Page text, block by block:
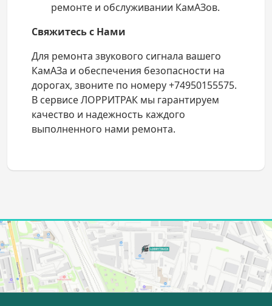
ремонте и обслуживании КамАЗов.
Свяжитесь с Нами
Для ремонта звукового сигнала вашего
КамАЗа и обеспечения безопасности на
дорогах, звоните по номеру +74950155575.
В сервисе ЛОРРИТРАК мы гарантируем
качество и надежность каждого
выполненного нами ремонта.